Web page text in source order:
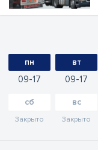
пн
09 17
вт
09 17
сб
Закрыто
вс
Закрыто